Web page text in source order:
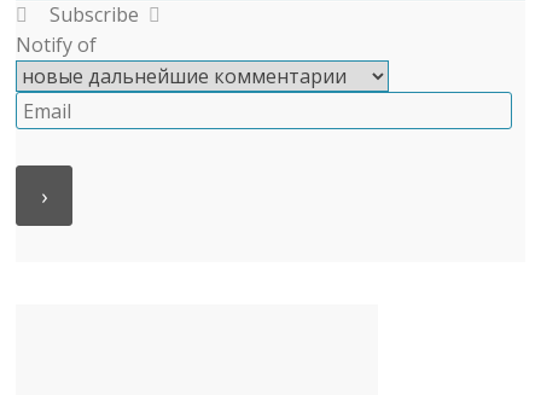
Subscribe
Notify of